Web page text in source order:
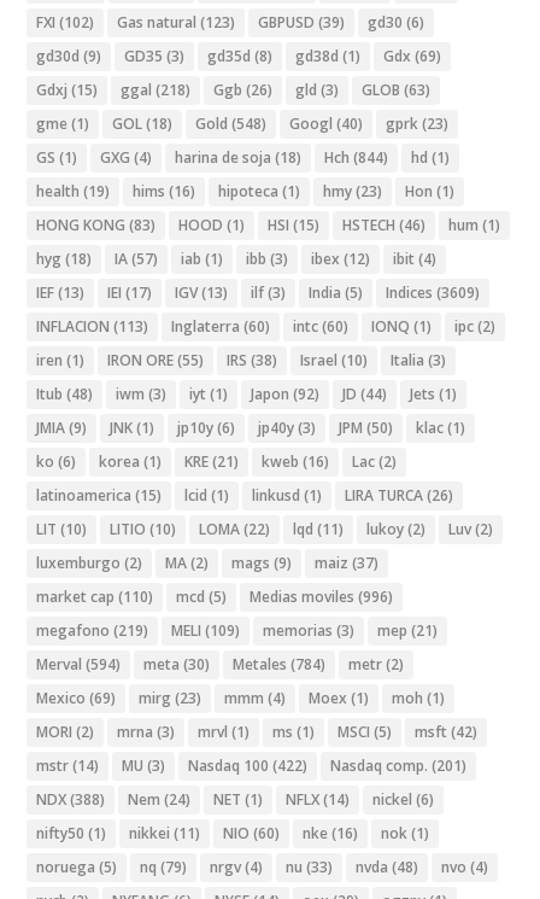
FXI (102) Gas natural (123) GBPUSD (39) gd30 (6)
gd30d (9) GD35 (3) gd35d (8) gd38d (1) Gdx (69)
Gdxj (15) ggal (218) Ggb (26) gld (3) GLOB (63)
gme (1) GOL(18) Gold (548) Googl (40) gprk(23)
GS (1) GXG (4) harina de soja (18) Hch (844) hd (1)
health (19) hims (16) hipoteca (1) hmy(23) Hon (1)
HONG KONG (83) HOOD (1) HSI (15) HSTECH (46) hum (1)
hyg (18) IA(57) iab (1) ibb (3) ibex (12) ibit (4)
IEF(13) IEI (17) IGV(13) ilf(3) India (5) Indices (3609)
INFLACION (113) Inglaterra (60) intc(60) IONQ (1) ipc(2)
iren (1) IRON ORE(55) IRS (38) Israel (10) Italia (3)
Itub (48) iwm (3) iyt (1) Japon (92) JD (44) Jets (1)
JMIA(9) JNK(1) jp10y(6) jp40y(3) JPM (50) klac(1)
ko (6) korea (1) KRE(21) kweb (16) Lac(2)
latinoamerica (15) lcid (1) linkusd (1) LIRA TURCA(26)
LIT (10) LITIO (10) LOMA(22) lqd (11) lukoy(2) Luv(2)
luxemburgo (2) MA(2) mags (9) maiz (37)
market cap (110) mcd (5) Medias moviles (996)
megafono (219) MELI (109) memorias (3) mep (21)
Merval (594) meta (30) Metales (784) metr(2)
Mexico (69) mirg (23) mmm (4) Moex (1) moh (1)
MORI (2) mrna (3) mrvl (1) ms (1) MSCI (5) msft (42)
mstr(14) MU (3) Nasdaq 100 (422) Nasdaq comp. (201)
NDX(388) Nem (24) NET (1) NFLX(14) nickel (6)
nifty50 (1) nikkei (11) NIO (60) nke (16) nok(1)
noruega (5) nq (79) nrgv(4) nu (33) nvda (48) nvo (4)